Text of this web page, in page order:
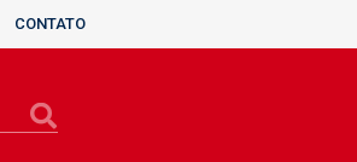
CONTATO